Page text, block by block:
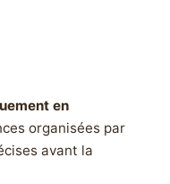
en
organisées par
avant la